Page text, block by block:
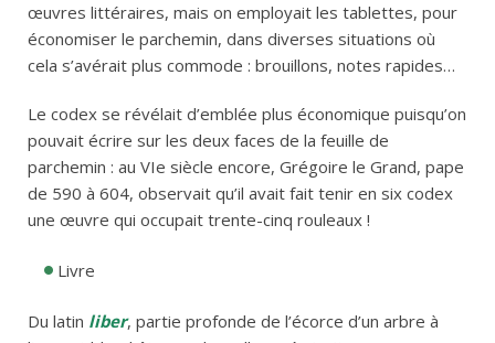
œuvres littéraires, mais on employait les tablettes, pour
économiser le parchemin, dans diverses situations où
cela s’avérait plus commode : brouillons, notes rapides…
Le codex se révélait d’emblée plus économique puisqu’on
pouvait écrire sur les deux faces de la feuille de
parchemin : au VIe siècle encore, Grégoire le Grand, pape
de 590 à 604, observait qu’il avait fait tenir en six codex
une œuvre qui occupait trente-cinq rouleaux !
Livre
Du latin liber, partie profonde de l’écorce d’un arbre à